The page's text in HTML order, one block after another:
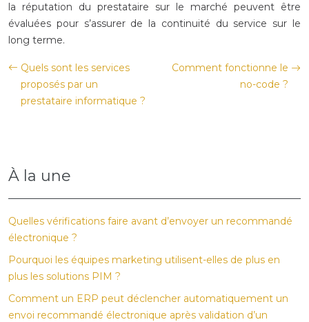
la réputation du prestataire sur le marché peuvent être
évaluées pour s’assurer de la continuité du service sur le
long terme.
Quels sont les services
proposés par un
prestataire informatique ?
Comment fonctionne le
no-code ?
À la une
Quelles vérifications faire avant d’envoyer un recommandé
électronique ?
Pourquoi les équipes marketing utilisent-elles de plus en
plus les solutions PIM ?
Comment un ERP peut déclencher automatiquement un
envoi recommandé électronique après validation d’un